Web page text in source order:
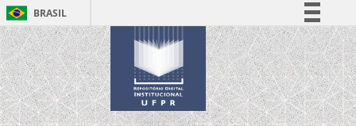
BRASIL
Simplifique!
Comunica BR
Participe
Acesso à informação